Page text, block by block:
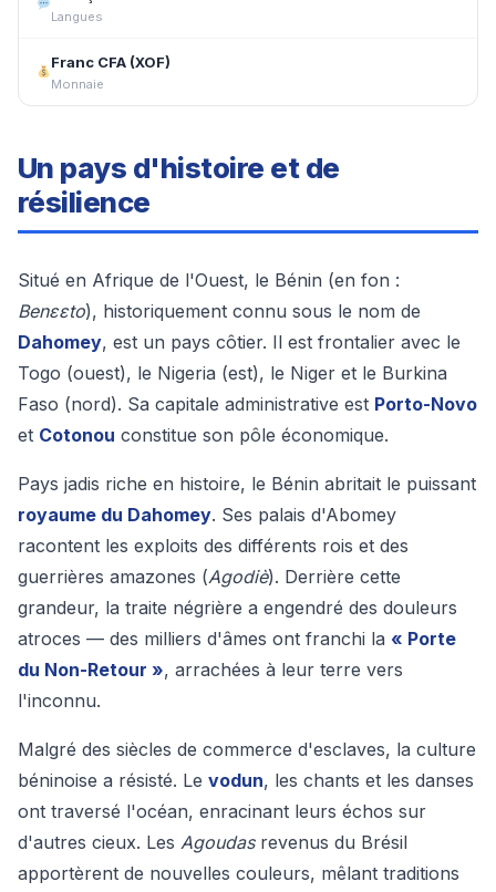
Un pays d'histoire et de
résilience
Situé en Afrique de l'Ouest, le Bénin (en fon :
Benɛɛto), historiquement connu sous le nom de
Dahomey, est un pays côtier. Il est frontalier avec le
Togo (ouest), le Nigeria (est), le Niger et le Burkina
Faso (nord). Sa capitale administrative est Porto-Novo
et Cotonou constitue son pôle économique.
Pays jadis riche en histoire, le Bénin abritait le puissant
royaume du Dahomey. Ses palais d'Abomey
racontent les exploits des différents rois et des
guerrières amazones (Agodiè). Derrière cette
grandeur, la traite négrière a engendré des douleurs
atroces — des milliers d'âmes ont franchi la « Porte
du Non-Retour », arrachées à leur terre vers
l'inconnu.
Malgré des siècles de commerce d'esclaves, la culture
béninoise a résisté. Le vodun, les chants et les danses
ont traversé l'océan, enracinant leurs échos sur
d'autres cieux. Les Agoudasrevenus du Brésil
apportèrent de nouvelles couleurs, mêlant traditions
Langues
Franc CFA (XOF)
Monnaie